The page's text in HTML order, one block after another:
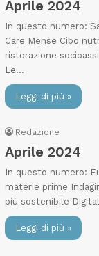
Aprile 2024
In questo numero:
Care Mense Cibo
ristorazione
Le…
Leggi di più »
Redazione
Aprile 2024
In questo numero:
materie prime
più sostenibile
Leggi di più »